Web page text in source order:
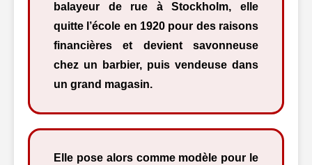
balayeur de rue à Stockholm, elle
quitte l’école en 1920 pour des raisons
financières et devient savonneuse
chez un barbier, puis vendeuse dans
un grand magasin.
Elle pose alors comme modèle pour le